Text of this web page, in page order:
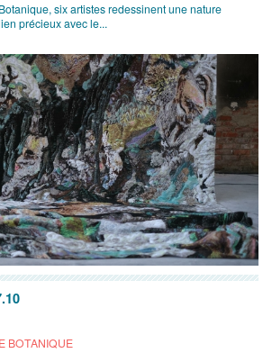
six artistes redessinent une nature
précieux avec le...
BOTANIQUE